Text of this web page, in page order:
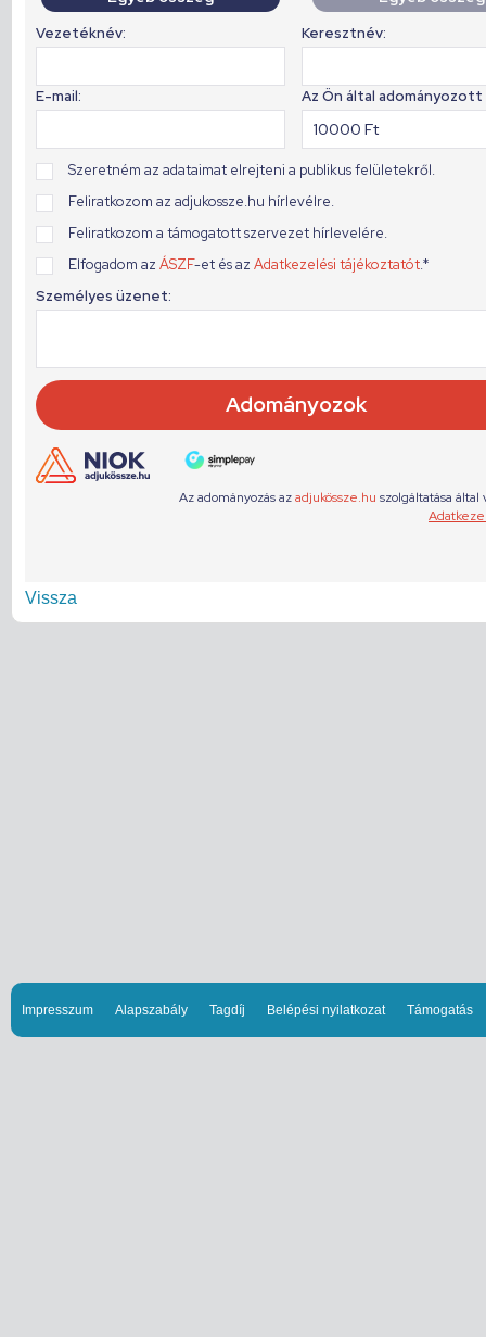
Vissza
Impresszum Alapszabály Tagdíj Belépési nyilatkozat Támogatás